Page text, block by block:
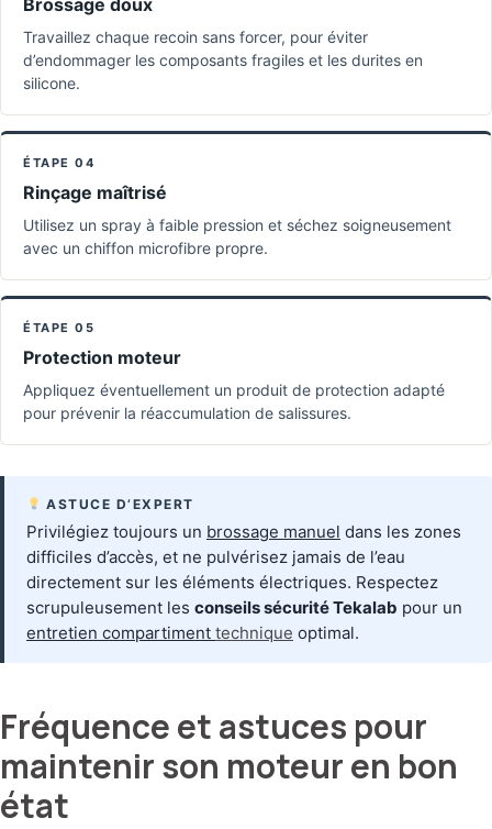
Travaillez chaque recoin sans forcer, pour éviter
d’endommager les composants fragiles et les durites en
silicone.
ÉTAPE 04
Rinçage maîtrisé
Utilisez un spray à faible pression et séchez soigneusement
avec un chiffon microfibre propre.
ÉTAPE 05
Protection moteur
Appliquez éventuellement un produit de protection adapté
pour prévenir la réaccumulation de salissures.
ASTUCE D’EXPERT
Privilégiez toujours un brossage manuel dans les zones
difficiles d’accès, et ne pulvérisez jamais de l’eau
directement sur les éléments électriques. Respectez
scrupuleusement les conseils sécurité Tekalab pour un
entretien compartiment technique optimal.
Fréquence et astuces pour
maintenir son moteur en bon
état